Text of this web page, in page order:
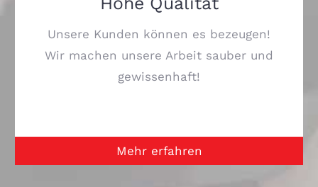
Unsere Kunden können es bezeugen!
Wir machen unsere Arbeit sauber und
gewissenhaft!
Mehr erfahren